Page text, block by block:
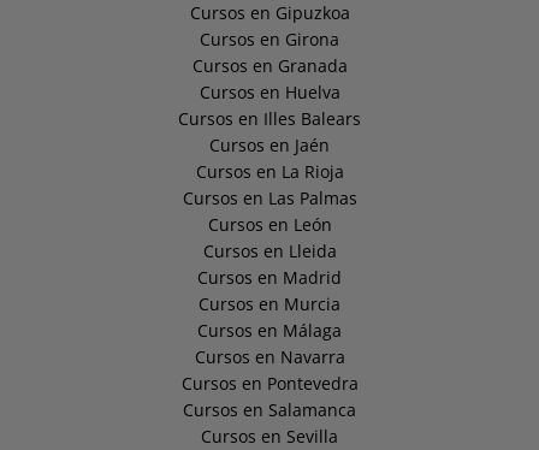
Cursos en Gipuzkoa
Cursos en Girona
Cursos en Granada
Cursos en Huelva
Cursos en Illes Balears
Cursos en Jaén
Cursos en La Rioja
Cursos en Las Palmas
Cursos en León
Cursos en Lleida
Cursos en Madrid
Cursos en Murcia
Cursos en Málaga
Cursos en Navarra
Cursos en Pontevedra
Cursos en Salamanca
Cursos en Sevilla